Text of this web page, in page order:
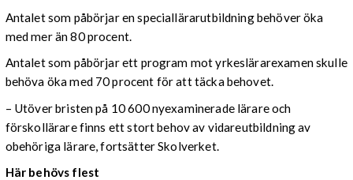
Antalet som påbörjar en speciallärarutbildning behöver öka
med mer än 80 procent.
Antalet som påbörjar ett program mot yrkeslärarexamen skulle
behöva öka med 70 procent för att täcka behovet.
– Utöver bristen på 10 600 nyexaminerade lärare och
förskollärare finns ett stort behov av vidareutbildning av
obehöriga lärare, fortsätter Skolverket.
Här behövs flest